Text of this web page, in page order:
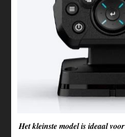
Het kleinste model is ideaal